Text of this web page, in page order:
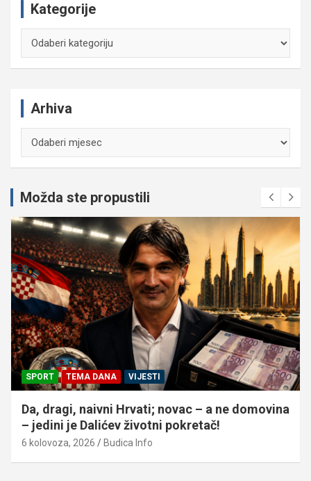
Kategorije
Arhiva
Možda ste propustili
SPORT TEMA DANA VIJESTI
Da, dragi, naivni Hrvati; novac – a ne domovina
– jedini je Dalićev životni pokretač!
6 kolovoza, 2026 Budica Info